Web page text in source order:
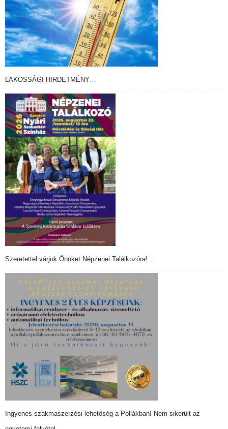
LAKOSSÁGI HIRDETMÉNY…
Szeretettel várjuk Önöket Népzenei Találkozóra!…
Ingyenes szakmaszerzési lehetőség a Pollákban! Nem sikerült az